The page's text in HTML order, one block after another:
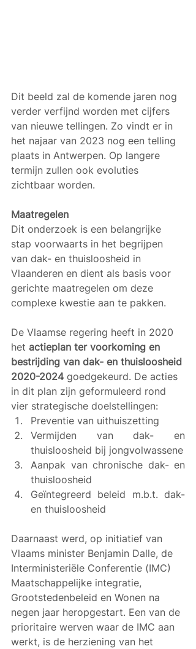
Dit beeld zal de komende jaren nog
verder verfijnd worden met cijfers
van nieuwe tellingen. Zo vindt er in
het najaar van 2023 nog een telling
plaats in Antwerpen. Op langere
termijn zullen ook evoluties
zichtbaar worden.
Maatregelen
Dit onderzoek is een belangrijke
stap voorwaarts in het begrijpen
van dak- en thuisloosheid in
Vlaanderen en dient als basis voor
gerichte maatregelen om deze
complexe kwestie aan te pakken.
De Vlaamse regering heeft in 2020
het actieplan ter voorkoming en
bestrijding van dak- en thuisloosheid
2020-2024 goedgekeurd. De acties
in dit plan zijn geformuleerd rond
vier strategische doelstellingen:
Preventie van uithuiszetting
Vermijden van dak- en
thuisloosheid bij jongvolwassene
Aanpak van chronische dak- en
thuisloosheid
Geïntegreerd beleid m.b.t. dak-
en thuisloosheid
Daarnaast werd, op initiatief van
Vlaams minister Benjamin Dalle, de
Interministeriële Conferentie (IMC)
Maatschappelijke integratie,
Grootstedenbeleid en Wonen na
negen jaar heropgestart. Een van de
prioritaire werven waar de IMC aan
werkt, is de herziening van het